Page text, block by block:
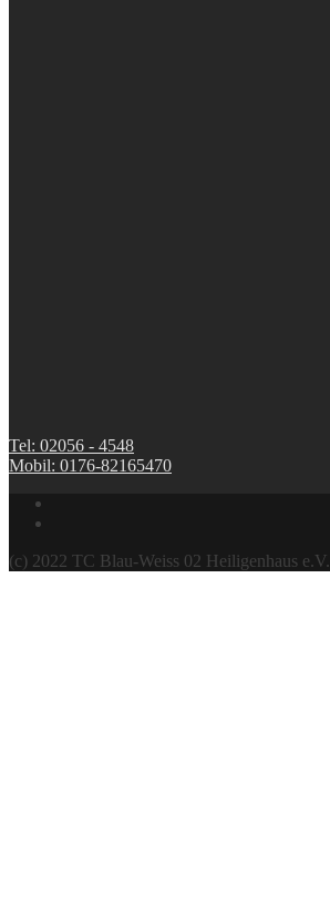
Tel: 02056 - 4548
Mobil: 0176-82165470
(c) 2022 TC Blau-Weiss 02 Heiligenhaus e.V.